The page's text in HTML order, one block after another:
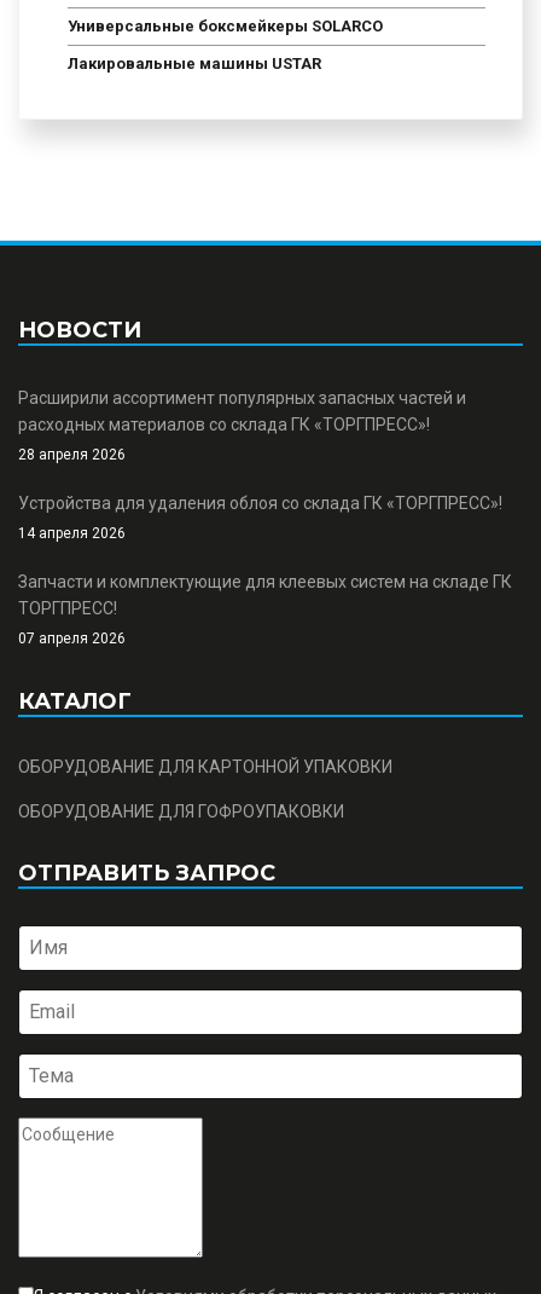
Универсальные боксмейкеры SOLARCO
Лакировальные машины USTAR
НОВОСТИ
Расширили ассортимент популярных запасных частей и
расходных материалов со склада ГК «ТОРГПРЕСС»!
28 апреля 2026
Устройства для удаления облоя со склада ГК «ТОРГПРЕСС»!
14 апреля 2026
Запчасти и комплектующие для клеевых систем на складе ГК
ТОРГПРЕСС!
07 апреля 2026
КАТАЛОГ
ОБОРУДОВАНИЕ ДЛЯ КАРТОННОЙ УПАКОВКИ
ОБОРУДОВАНИЕ ДЛЯ ГОФРОУПАКОВКИ
ОТПРАВИТЬ ЗАПРОС